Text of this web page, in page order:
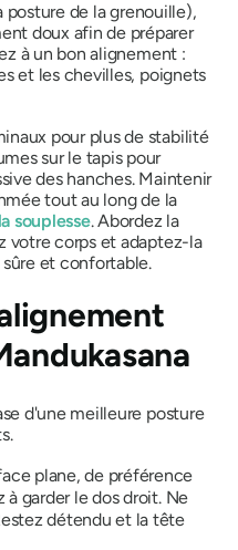
posture de la grenouille),
doux afin de préparer
à un bon alignement :
et les chevilles, poignets
pour plus de stabilité
sur le tapis pour
des hanches. Maintenir
tout au long de la
souplesse. Abordez la
votre corps et adaptez-la
et confortable.
d'une meilleure posture
plane, de préférence
garder le dos droit. Ne
détendu et la tête